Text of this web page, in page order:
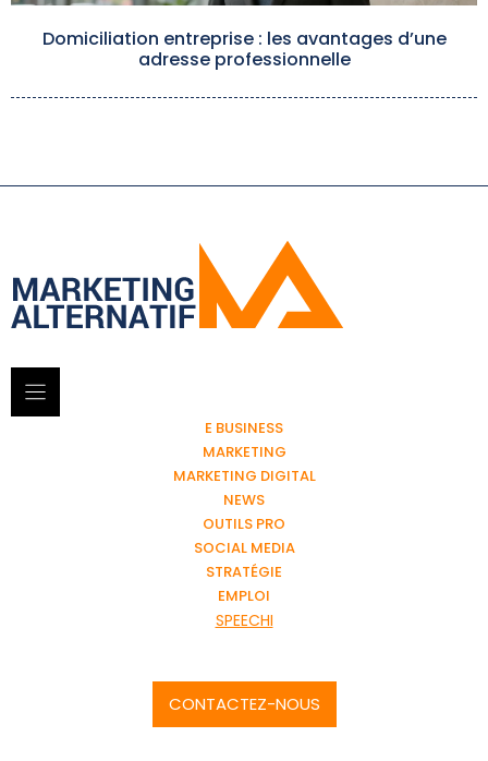
Domiciliation entreprise : les avantages d’une
adresse professionnelle
E BUSINESS
MARKETING
MARKETING DIGITAL
NEWS
OUTILS PRO
SOCIAL MEDIA
STRATÉGIE
EMPLOI
SPEECHI
CONTACTEZ-NOUS